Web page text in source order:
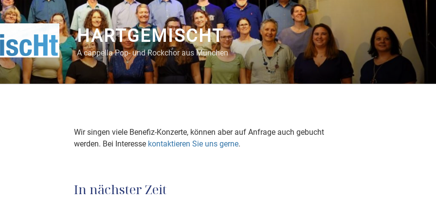
HARTGEMISCHT
A cappella Pop- und Rockchor aus München
Wir singen viele Benefiz-Konzerte, können aber auf Anfrage auch gebucht
werden. Bei Interesse kontaktieren Sie uns gerne.
In nächster Zeit